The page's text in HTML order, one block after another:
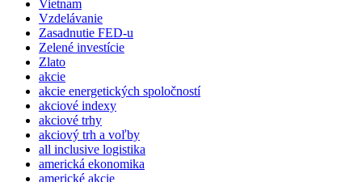
Vietnam
Vzdelávanie
Zasadnutie FED-u
Zelené investície
Zlato
akcie
akcie energetických spoločností
akciové indexy
akciové trhy
akciový trh a voľby
all inclusive logistika
americká ekonomika
americké akcie